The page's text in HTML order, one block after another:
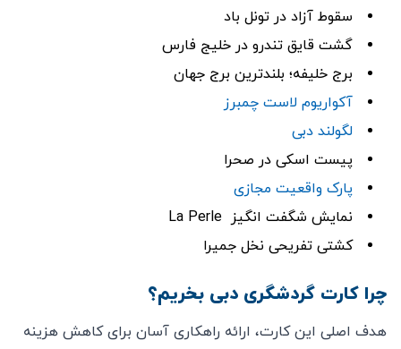
سقوط آزاد در تونل باد
گشت قایق تندرو در خلیج فارس
برج خلیفه؛ بلندترین برج جهان
آکواریوم لاست چمبرز
لگولند دبی
پیست اسکی در صحرا
پارک واقعیت مجازی
نمایش شگفت ‌انگیز La Perle
کشتی تفریحی نخل جمیرا
چرا کارت گردشگری دبی بخریم؟
هدف اصلی این کارت، ارائه راهکاری آسان برای کاهش هزینه